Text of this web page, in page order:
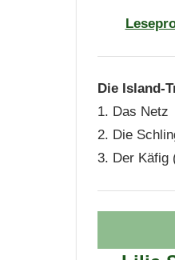
Die Island-
1. Das Netz
2. Die
3. Der Käfig